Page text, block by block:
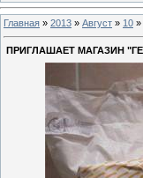
Главная » 2013 » Август » 10
ПРИГЛАШАЕТ МАГАЗИН